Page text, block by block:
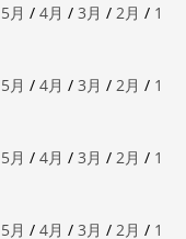
5月 / 4月 / 3月 / 2月 / 1
5月 / 4月 / 3月 / 2月 / 1
5月 / 4月 / 3月 / 2月 / 1
5月 / 4月 / 3月 / 2月 / 1